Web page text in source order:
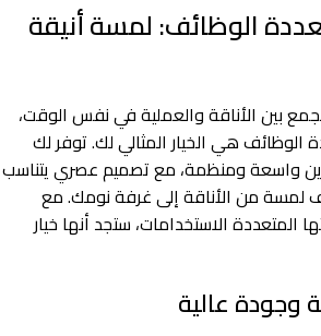
الوظائف: لمسة أنيقة
بين الأناقة والعملية في نفس الوقت،
الوظائف هي الخيار المثالي لك. توفر لك
واسعة ومنظمة، مع تصميم عصري يتناسب
لمسة من الأناقة إلى غرفة نومك. مع
الاستخدامات، ستجد أنها خيار
وجودة عالية